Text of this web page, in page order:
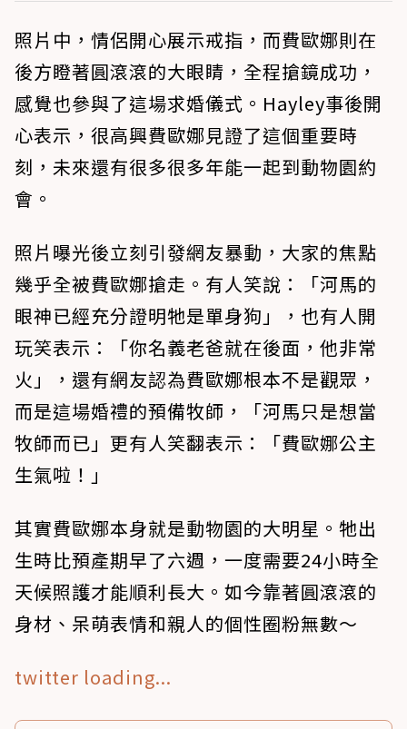
照片中，情侶開心展示戒指，而費歐娜則在
後方瞪著圓滾滾的大眼睛，全程搶鏡成功，
感覺也參與了這場求婚儀式。Hayley事後開
心表示，很高興費歐娜見證了這個重要時
刻，未來還有很多很多年能一起到動物園約
會。
照片曝光後立刻引發網友暴動，大家的焦點
幾乎全被費歐娜搶走。有人笑說：「河馬的
眼神已經充分證明牠是單身狗」，也有人開
玩笑表示：「你名義老爸就在後面，他非常
火」，還有網友認為費歐娜根本不是觀眾，
而是這場婚禮的預備牧師，「河馬只是想當
牧師而已」更有人笑翻表示：「費歐娜公主
生氣啦！」
其實費歐娜本身就是動物園的大明星。牠出
生時比預產期早了六週，一度需要24小時全
天候照護才能順利長大。如今靠著圓滾滾的
身材、呆萌表情和親人的個性圈粉無數～
twitter loading...